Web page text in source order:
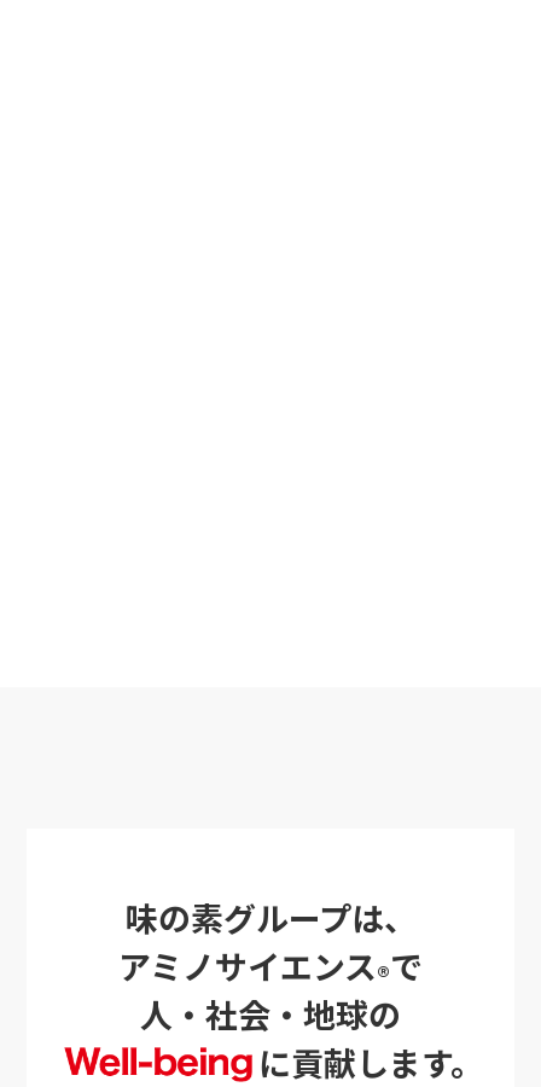
味の素グループは、
アミノサイエンス®で
人・社会・地球の
に貢献します。